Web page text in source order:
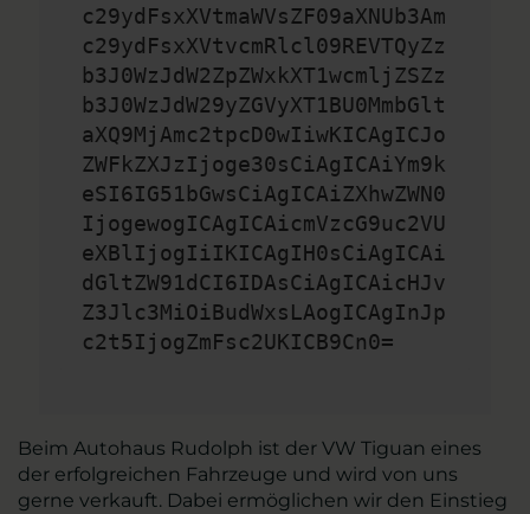
c29ydFsxXVtmaWVsZF09aXNUb3Am
c29ydFsxXVtvcmRlcl09REVTQyZz
b3J0WzJdW2ZpZWxkXT1wcmljZSZz
b3J0WzJdW29yZGVyXT1BU0MmbGlt
aXQ9MjAmc2tpcD0wIiwKICAgICJo
ZWFkZXJzIjoge30sCiAgICAiYm9k
eSI6IG51bGwsCiAgICAiZXhwZWN0
IjogewogICAgICAicmVzcG9uc2VU
eXBlIjogIiIKICAgIH0sCiAgICAi
dGltZW91dCI6IDAsCiAgICAicHJv
Z3Jlc3MiOiBudWxsLAogICAgInJp
c2t5IjogZmFsc2UKICB9Cn0=
Beim Autohaus Rudolph ist der VW Tiguan eines
der erfolgreichen Fahrzeuge und wird von uns
gerne verkauft. Dabei ermöglichen wir den Einstieg